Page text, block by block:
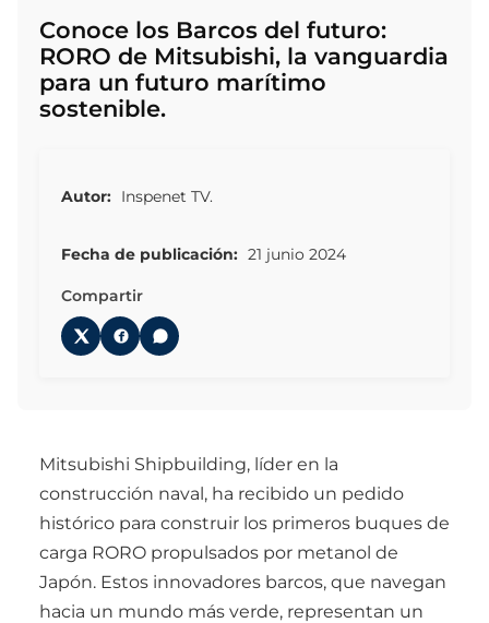
Conoce los Barcos del futuro:
RORO de Mitsubishi, la vanguardia
para un futuro marítimo
sostenible.
Autor: Inspenet TV.
Fecha de publicación: 21 junio 2024
Compartir
Mitsubishi Shipbuilding, líder en la
construcción naval, ha recibido un pedido
histórico para construir los primeros buques de
carga RORO propulsados por metanol de
Japón. Estos innovadores barcos, que navegan
hacia un mundo más verde, representan un